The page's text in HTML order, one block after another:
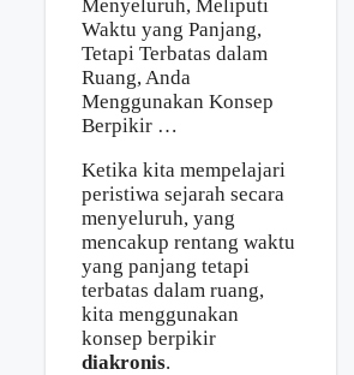
Ketika kita mempelajari
peristiwa sejarah secara
menyeluruh, yang
mencakup rentang waktu
yang panjang tetapi
terbatas dalam ruang,
kita menggunakan
konsep berpikir
diakronis.